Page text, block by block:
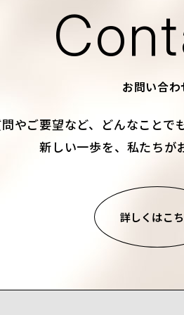
お問い合わ
やご要望など、
どんなことで
新しい一歩を、私たちが
詳しくはこ